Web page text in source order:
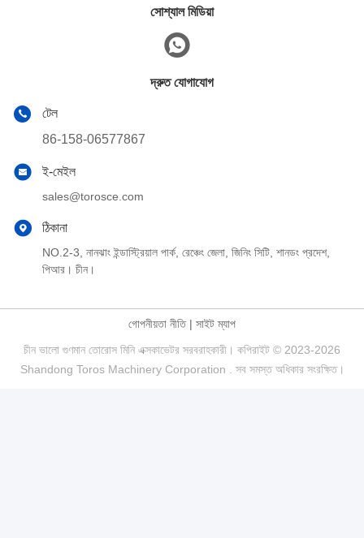
সোশ্যাল মিডিয়া
দ্রুত যোগাযোগ
টেল
86-158-06577867
ই-মেইল
sales@torosce.com
ঠিকানা
NO.2-3, নানঝাং ইন্ডাস্ট্রিয়াল পার্ক, রেঞ্চেং জেলা, জিনিং সিটি, শানডং প্রদেশ,
পিআর। চীন।
গোপনীয়তা নীতি| সাইট ম্যাপ
চীন ভালো গুণমান তোরোস মিনি এক্সকাভেটর সরবরাহকারী। কপিরাইট © 2023-2026
Shandong Toros Machinery Corporation . সব সমস্ত অধিকার সংরক্ষিত।